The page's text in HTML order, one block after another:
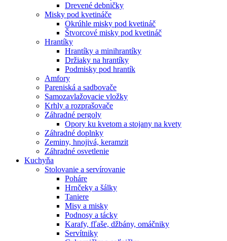
Drevené debničky
Misky pod kvetináče
Okrúhle misky pod kvetináč
Štvorcové misky pod kvetináč
Hrantíky
Hrantíky a minihrantíky
Držiaky na hrantíky
Podmisky pod hrantík
Amfory
Pareniská a sadbovače
Samozavlažovacie vložky
Krhly a rozprašovače
Záhradné pergoly
Opory ku kvetom a stojany na kvety
Záhradné doplnky
Zeminy, hnojivá, keramzit
Záhradné osvetlenie
Kuchyňa
Stolovanie a servírovanie
Poháre
Hrnčeky a šálky
Taniere
Misy a misky
Podnosy a tácky
Karafy, fľaše, džbány, omáčniky
Servítniky